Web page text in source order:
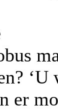
‘U
er